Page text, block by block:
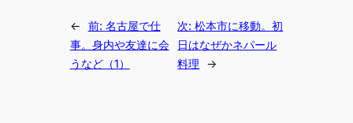
← 前: 名古屋で仕
事。身内や友達に会
うなど（1）
次:松本市に移動。初
日はなぜかネパール
料理
→